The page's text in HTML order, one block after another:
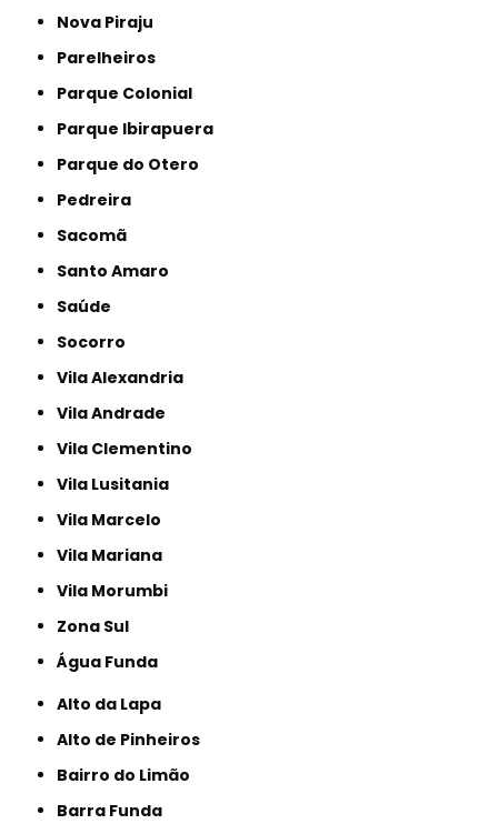
Nova Piraju
Parelheiros
Parque Colonial
Parque Ibirapuera
Parque do Otero
Pedreira
Sacomã
Santo Amaro
Saúde
Socorro
Vila Alexandria
Vila Andrade
Vila Clementino
Vila Lusitania
Vila Marcelo
Vila Mariana
Vila Morumbi
Zona Sul
Água Funda
Alto da Lapa
Alto de Pinheiros
Bairro do Limão
Barra Funda